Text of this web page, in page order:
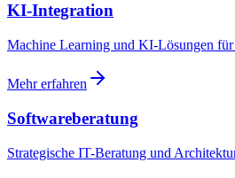
KI-Integration
Machine Learning und KI-Lösungen
Mehr erfahren
Softwareberatung
Strategische IT-Beratung und